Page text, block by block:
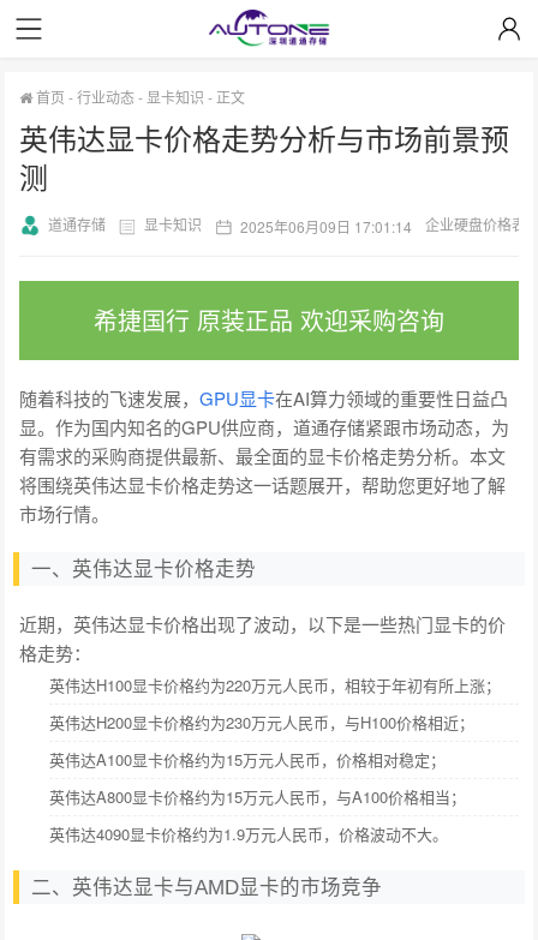
首页 -行业动态- 显卡知识 - 正文
英伟达显卡价格走势分析与市场前景预
测
道通存储 显卡知识 2025年06月09日 17:01:14 企业硬盘价格表
希捷国行 原装正品 欢迎采购咨询
随着科技的飞速发展，GPU显卡在AI算力领域的重要性日益凸
显。作为国内知名的GPU供应商，道通存储紧跟市场动态，为
有需求的采购商提供最新、最全面的显卡价格走势分析。本文
将围绕英伟达显卡价格走势这一话题展开，帮助您更好地了解
市场行情。
一、英伟达显卡价格走势
近期，英伟达显卡价格出现了波动，以下是一些热门显卡的价
格走势：
英伟达H100显卡价格约为220万元人民币，相较于年初有所上涨；
英伟达H200显卡价格约为230万元人民币，与H100价格相近；
英伟达A100显卡价格约为15万元人民币，价格相对稳定；
英伟达A800显卡价格约为15万元人民币，与A100价格相当；
英伟达4090显卡价格约为1.9万元人民币，价格波动不大。
二、英伟达显卡与AMD显卡的市场竞争